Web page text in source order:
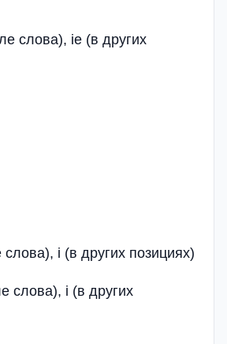
слова), ie (в других
слова), i (в других позициях)
слова), i (в других